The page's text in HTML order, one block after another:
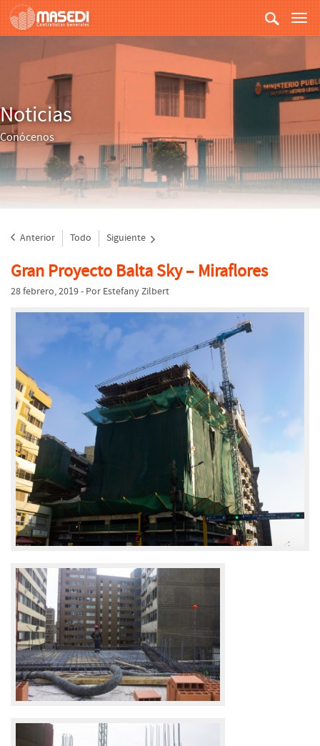
Noticias
Conócenos
Anterior Todo Siguiente
Gran Proyecto Balta Sky – Miraflores
28 febrero, 2019- Por Estefany Zilbert